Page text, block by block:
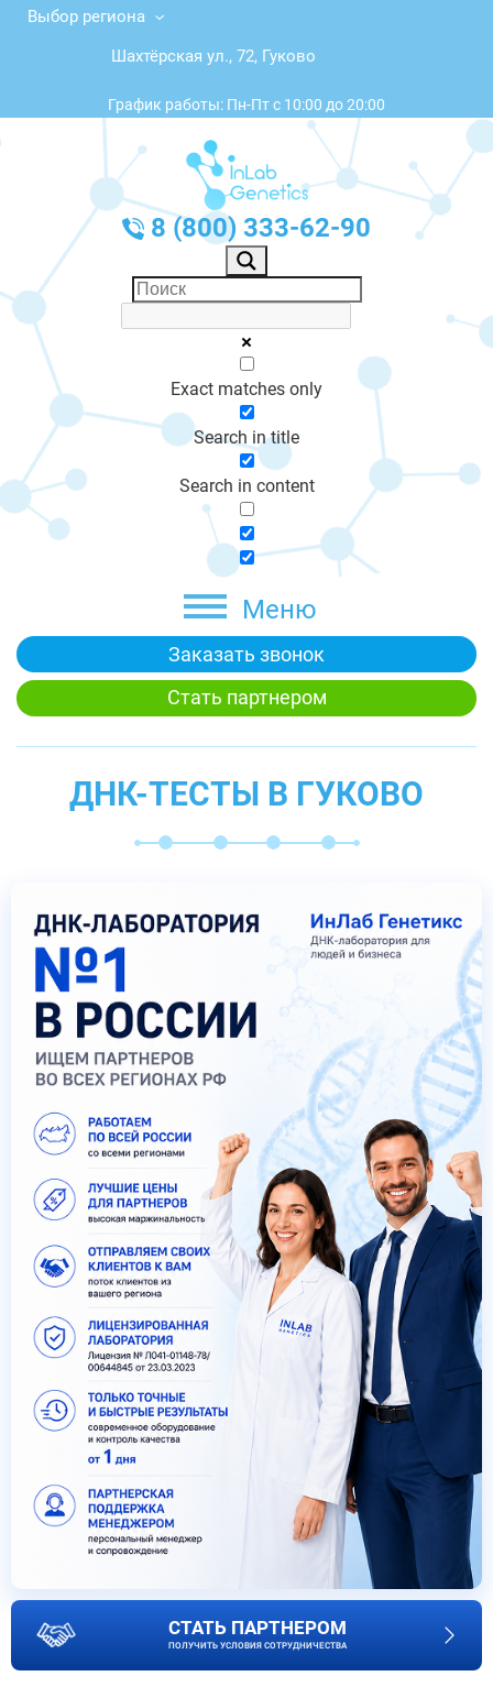
Выбор региона
Шахтёрская ул., 72, Гуково
График работы: Пн-Пт с 10:00 до 20:00
8 (800) 333-62-90
Exact matches only
Search in title
Search in content
Меню
Заказать звонок
Стать партнером
ДНК-ТЕСТЫ В ГУКОВО
СТАТЬ ПАРТНЕРОМ
ПОЛУЧИТЬ УСЛОВИЯ СОТРУДНИЧЕСТВА